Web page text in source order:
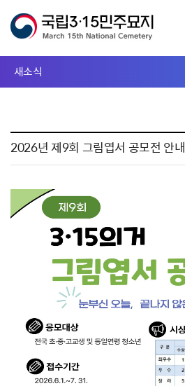
새소식
2026년 제9회 그림엽서 공모전 안내